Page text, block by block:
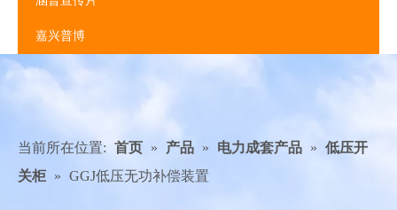
嘉兴普博
当前所在位置: 首页 » 产品 » 电力成套产品 » 低压开
关柜 » GGJ低压无功补偿装置